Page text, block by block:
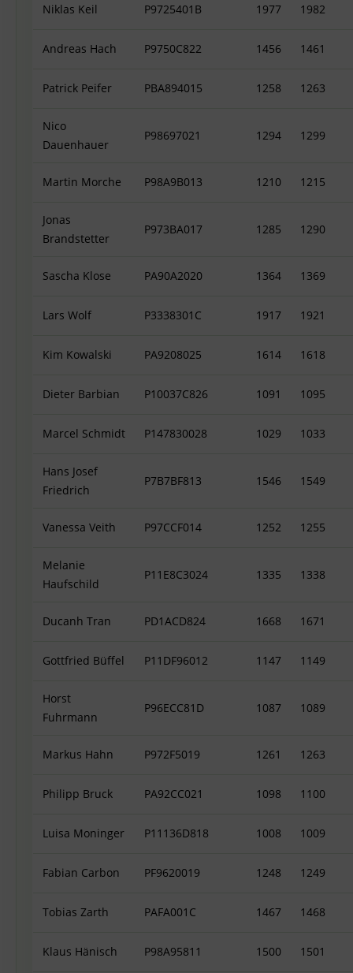
Niklas Keil P9725401B 1977 1982
Andreas Hach P9750C822 1456 1461
Patrick Peifer PBA894015 1258 1263
Nico
Dauenhauer
P98697021 1294 1299
Martin Morche P98A9B013 1210 1215
Jonas
Brandstetter
P973BA017 1285 1290
Sascha Klose PA90A2020 1364 1369
Lars Wolf P3338301C 1917 1921
Kim Kowalski PA9208025 1614 1618
Dieter Barbian P10037C826 1091 1095
Marcel Schmidt P147830028 1029 1033
Hans Josef
Friedrich
P7B7BF813 1546 1549
Vanessa Veith P97CCF014 1252 1255
Melanie
Haufschild
P11E8C3024 1335 1338
Ducanh Tran PD1ACD824 1668 1671
Gottfried Büffel P11DF96012 1147 1149
Horst
Fuhrmann
P96ECC81D 1087 1089
Markus Hahn P972F5019 1261 1263
Philipp Bruck PA92CC021 1098 1100
Luisa Moninger P11136D818 1008 1009
Fabian Carbon PF9620019 1248 1249
Tobias Zarth PAFA001C 1467 1468
Klaus Hänisch P98A95811 1500 1501